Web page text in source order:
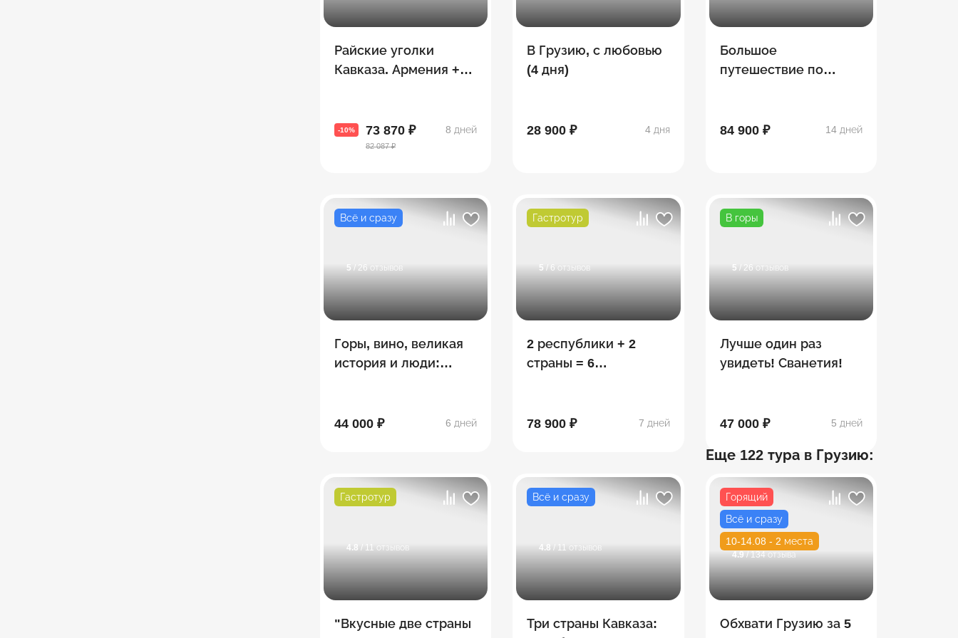
Райские уголки
Кавказа. Армения +
-10% 73 870 ₽
82 087 ₽
8 дней
В Грузию, с любовью
(4 дня)
28 900 ₽ 4 дня
Большое
путешествие по
84 900 ₽
14 дней
Всё и сразу
5 / 26 отзывов
Горы, вино, великая
история и люди:
44 000 ₽ 6 дней
Гастротур
5 / 6 отзывов
2 республики + 2
страны = 6
- Осетия - Грузия
78 900 ₽ 7 дней
В горы
5 / 26 отзывов
Лучше один раз
увидеть! Сванетия!
47 000 ₽ 5 дней
Гастротур
4.8 / 11 отзывов
"Вкусные две страны
Всё и сразу
4.8 / 11 отзывов
Три страны Кавказа:
Еще 122 тура в Грузию:
Горящий
Всё и сразу
10-14.08 - 2 места
4.9 / 134 отзыва
Обхвати Грузию за 5